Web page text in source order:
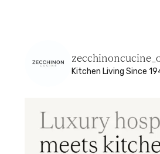
Kitchen Living Since